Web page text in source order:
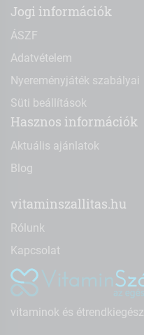
Jogi információk
ÁSZF
Adatvételem
Nyereményjáték szabályai
Süti beállítások
Hasznos információk
Aktuális ajánlatok
Blog
vitaminszallitas.hu
Rólunk
Kapcsolat
vitaminok és